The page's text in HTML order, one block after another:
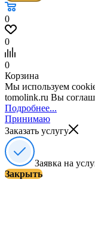
0
0
0
Корзина
Мы используем
tomolink.ru Вы
Подробнее...
Принимаю
Заказать услугу
Заявка на
Закрыть